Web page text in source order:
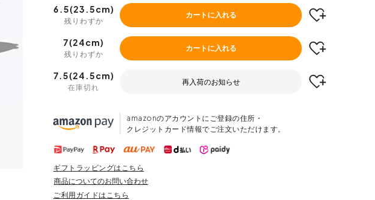
6.5(23.5cm)
残りわずか
カートに入れる
7(24cm)
残りわずか
カートに入れる
7.5(24.5cm)
在庫切れ
再入荷のお知らせ
amazonのアカウントにご登録の住所・
クレジットカード情報でご注文いただけます。
ギフトラッピングはこちら
商品についてのお問い合わせ
ご利用ガイドはこちら